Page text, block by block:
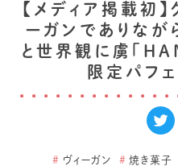
【メディア掲載初】
ーガンでありなが
と世界観に虜「
限定パフ
# ヴィーガン # 焼き菓子